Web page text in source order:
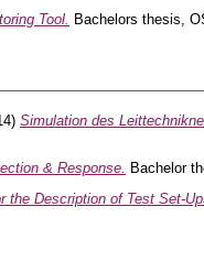
Tool. Bachelors thesis,
Simulation des
& Response. Bachelor
the Description of Test Set-